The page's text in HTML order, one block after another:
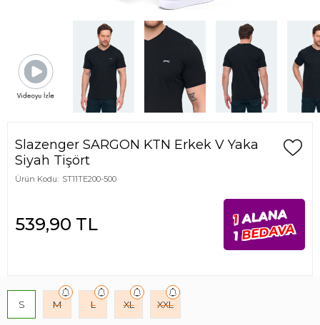
Slazenger SARGON KTN Erkek V Yaka
Siyah Tişört
Ürün Kodu: ST11TE200-500
539,90 TL 1 ALANA
1BEDAVA
S M L XL XXL